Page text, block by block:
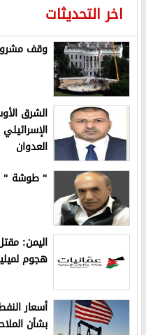
اخر التحديثات
وقف
الشرق
العدوان
" طوشة "
هجوم
أسعار
بشأن